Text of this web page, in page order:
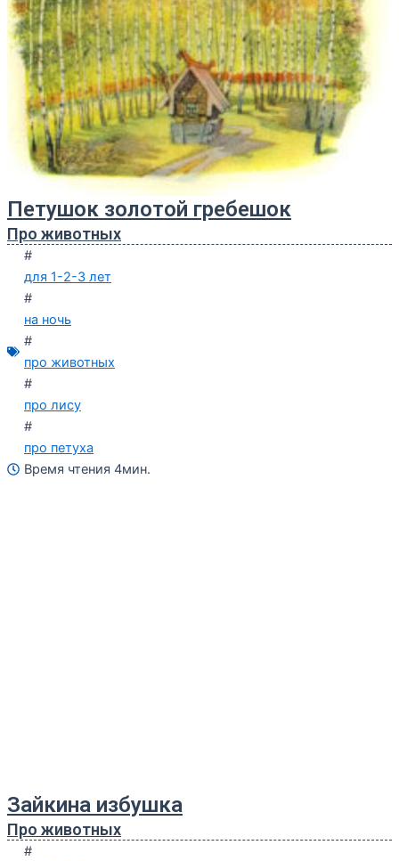
Петушок золотой гребешок
Про животных
#
для 1-2-3 лет
#
на ночь
#
про животных
#
про лису
#
про петуха
Время чтения 4мин.
Зайкина избушка
Про животных
#